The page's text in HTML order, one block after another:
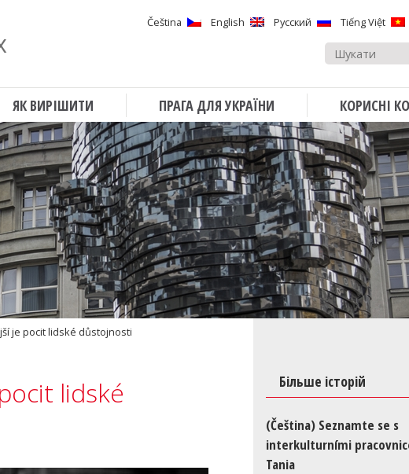
Čeština English Русский Tiếng Việt
ЯК ВИРІШИТИ ПРАГА ДЛЯ УКРАЇНИ КОРИСНІ
je pocit lidské důstojnosti
lidské
Більше історій
(Čeština) Seznamte se s
interkulturními
Tania